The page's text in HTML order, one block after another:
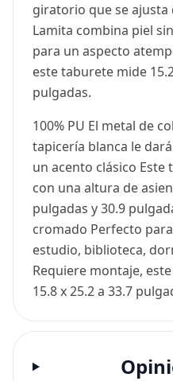
giratorio que se ajusta
Lamita combina piel
para un aspecto
este taburete mide
pulgadas.
100% PU El metal de
tapicería blanca le
un acento clásico
con una altura de
pulgadas y 30.9
cromado Perfecto
estudio, biblioteca,
Requiere montaje,
15.8 x 25.2 a 33.7